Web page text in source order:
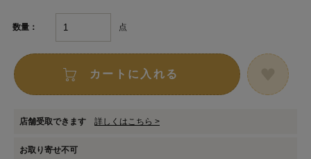
数量： 点
カートに入れる
店舗受取できます 詳しくはこちら >
お取り寄せ不可